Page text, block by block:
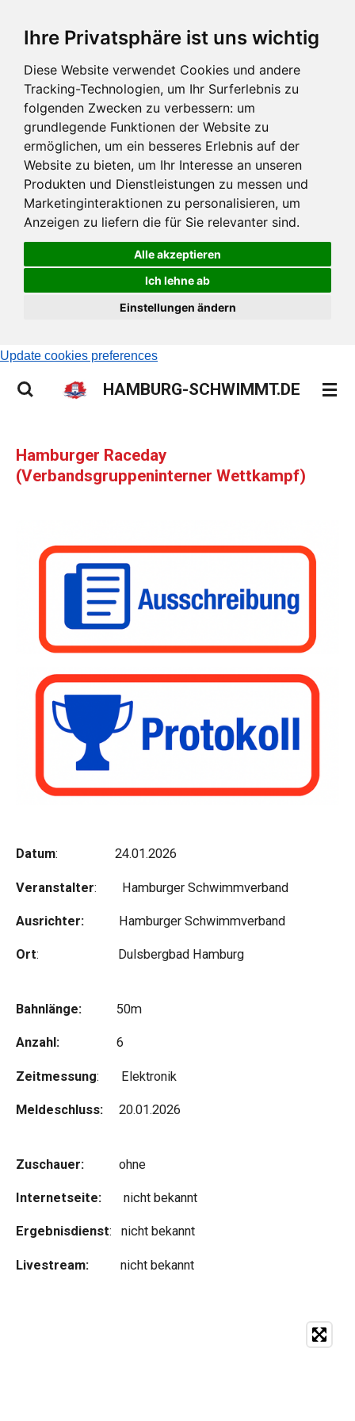
Ihre Privatsphäre ist uns wichtig
Diese Website verwendet Cookies und andere
Tracking-Technologien, um Ihr Surferlebnis zu
folgenden Zwecken zu verbessern: um
grundlegende Funktionen der Website zu
ermöglichen, um ein besseres Erlebnis auf der
Website zu bieten, um Ihr Interesse an unseren
Produkten und Dienstleistungen zu messen und
Marketinginteraktionen zu personalisieren, um
Anzeigen zu liefern die für Sie relevanter sind.
Alle akzeptieren
Ich lehne ab
Einstellungen ändern
Update cookies preferences
Hauptinhalt
HAMBURG-SCHWIMMT.DE
Hamburger Raceday
(Verbandsgruppeninterner Wettkampf)
Datum: 24.01.2026
Veranstalter: Hamburger Schwimmverband
Ausrichter: Hamburger Schwimmverband
Ort: Dulsbergbad Hamburg
Bahnlänge: 50m
Anzahl: 6
Zeitmessung: Elektronik
Meldeschluss: 20.01.2026
Zuschauer: ohne
Internetseite: nicht bekannt
Ergebnisdienst: nicht bekannt
Livestream: nicht bekannt